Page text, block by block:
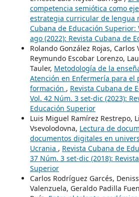
competencia semiótica como
estrategia curricular de lengua
Cubana de Educación Superior:
ago (2022): Revista Cubana de
Rolando González Rojas, Carlos
Reymundo Escobar Lorenzo,
Tauler, Metodología de la
Atención en Enfermería para el
formación , Revista Cubana de
Vol. 42 Núm. 3 set-dic (2023):
Educación Superior
Luis Miguel Ramírez Restrepo,
Vsevolodovna, Lectura de
documentos digitales en
Ucrania , Revista Cubana de
37 Núm. 3 set-dic (2018):
Superior
Carlos Rodríguez Garcés,
Valenzuela, Geraldo Padilla